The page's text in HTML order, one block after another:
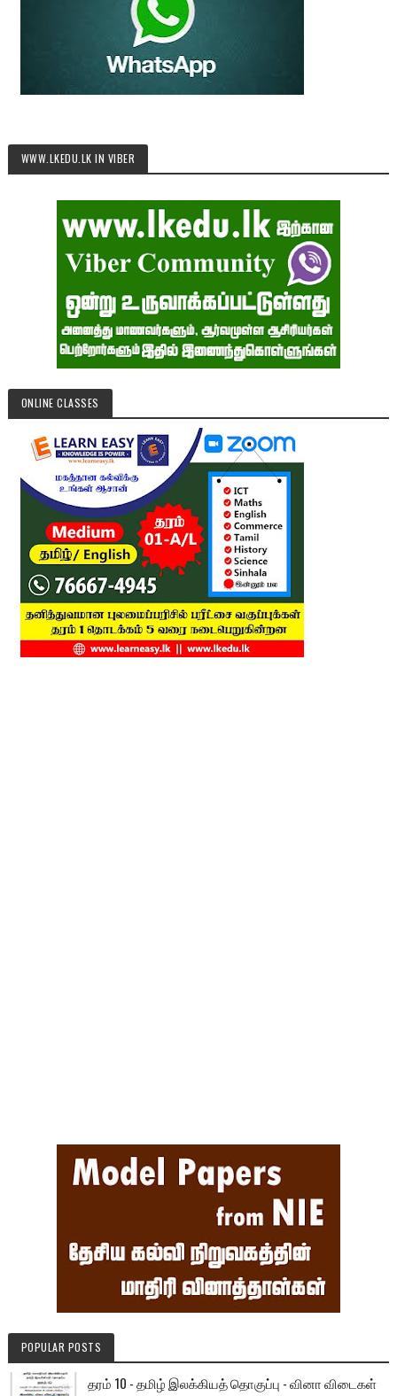
WWW.LKEDU.LK IN VIBER
ONLINE CLASSES
POPULAR POSTS
தரம் 10 - தமிழ் இலக்கியத் தொகுப்பு - வினா விடைகள்